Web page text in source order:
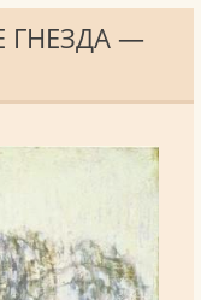
ГНЕЗДА —